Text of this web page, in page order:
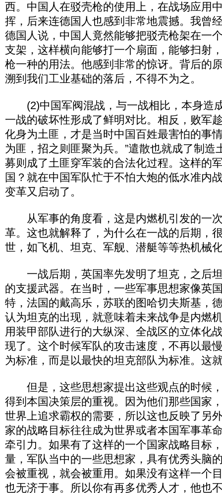
西。中国人在驳壳枪的使用上，在战场应用
挥，后来连德国人也感到非常地震撼。我曾
德国人说，中国人竟然能够把驳壳枪架在一
支架，这样横向能够打一个扇面，能够扫射
枪一种的用法。他感到非常的惊讶。背后的
溯到我们工业基础的落后，不得不为之。
(2)中国军阀混战，与一战相比，本身造
一战的破坏性形成了鲜明对比。相反，败军
化身为土匪，才是当时中国百姓最害怕的事
为匪，招之则匪聚为兵。”遣散也就成了制造
募则成了土匪穿军装的合法化过程。这样的
国？就在中国军队忙于不怕大炮的低水准内
变革又启动了。
从军事的角度看，这是内燃机引发的一
革。这也就解释了，为什么在一战的后期，
世，如飞机、坦克、军舰、潜艇等等热机械
一战后期，英国率先发明了坦克，之后
的支援武器。在当时，一些军事思想家像英
特，法国的戴高乐，苏联的图哈切夫斯基，
认为坦克的出现，就意味着未来战争是内燃
用装甲部队进行的大纵深、全战区的立体化
现了。这个时候军队的攻击速度，不再以最
为标准，而是以最快的坦克部队为标准。这
但是，这些思想家提出这些观点的时候
得到本国决策层的重视。因为他们那些国家
世界上追求霸权的需要，所以这也反映了另
家的战略目标往往成为世界或者本国军事革
牵引力。如果有了这样的一个国家战略目标
量，军队当中的一些思想家，具有优秀头脑
会被重视，就会被重用。如果没有这样一个
也无济于事。所以你有再多优秀人才，他也